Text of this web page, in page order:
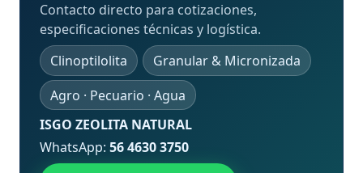
Contacto directo para cotizaciones,
especificaciones técnicas y logística.
Clinoptilolita
Granular & Micronizada
Agro · Pecuario · Agua
ISGO ZEOLITA NATURAL
WhatsApp: 56 4630 3750